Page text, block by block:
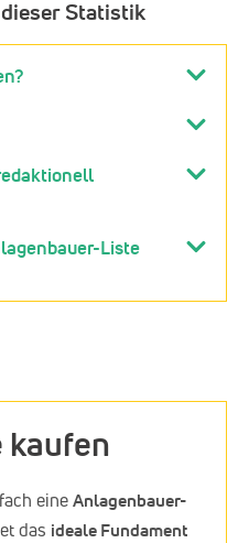
Statistik
Liste
kaufen
eineAnlagenbauer-
das ideale Fundament